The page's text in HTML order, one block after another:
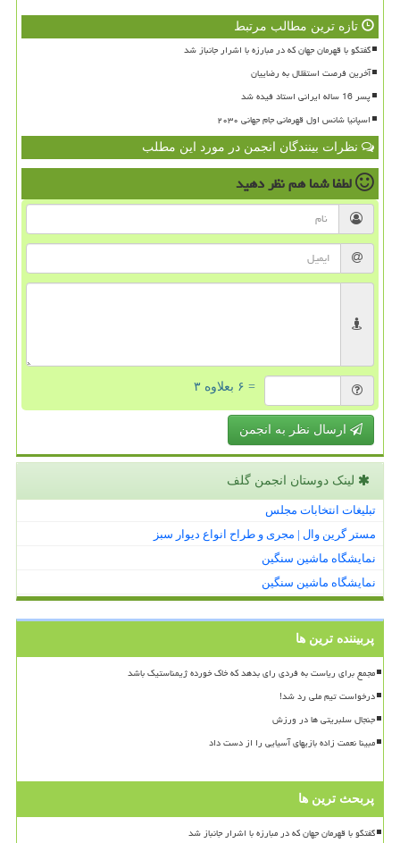
تازه ترین مطالب مرتبط
گفتگو با قهرمان جهان که در مبارزه با اشرار جانباز شد
آخرین فرصت استقلال به رضاییان
پسر 16 ساله ایرانی استاد فیده شد
اسپانیا شانس اول قهرمانی جام جهانی ۲۰۳۰
نظرات بینندگان انجمن در مورد این مطلب
لطفا شما همنظر دهید
= ۶ بعلاوه ۳
ارسال نظر به انجمن
لینک دوستان انجمن گلف
تبلیغات انتخابات مجلس
مستر گرین وال | مجری و طراح انواع دیوار سبز
نمایشگاه ماشین سنگین
نمایشگاه ماشین سنگین
پربیننده ترین ها
مجمع برای ریاست به فردی رای بدهد که خاک خورده ژیمناستیک باشد
درخواست تیم ملی رد شد!
جنجال سلبریتی ها در ورزش
مبینا نعمت زاده بازیهای آسیایی را از دست داد
پربحث ترین ها
گفتگو با قهرمان جهان که در مبارزه با اشرار جانباز شد